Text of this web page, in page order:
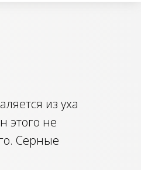
из уха
этого не
Серные